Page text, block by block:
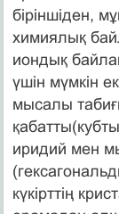
біріншіден,
химиялық
иондық
үшін мүмкін
мысалы
иридий мен
күкірттің